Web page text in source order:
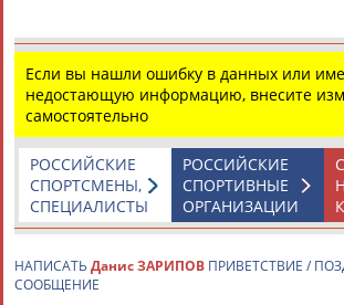
212). ...
15.09.2022
Хоккей. Матч мировых звезд хоккея -
овертайм. Команда Семина - команда
видеотрансляция)
...Александр Гуськов, Антон Бурдасов,
Данис Зарипов, Александр Суздалев,
Алексей...
(Проект:Информационное агентство СТАДИОН)
30.06.2022
Вадим Шипачев признан самым ценным
Если вы нашли ошибку в данных или
недостающую информацию, внесите
самостоятельно
РОССИЙСКИЕ
СПОРТИВНЫЕ
ОРГАНИЗАЦИИ
РОССИЙСКИЕ
СПОРТСМЕНЫ,
СПЕЦИАЛИСТЫ
НАПИСАТЬ Данис ЗАРИПОВ ПРИВЕТСТВИЕ /
СООБЩЕНИЕ